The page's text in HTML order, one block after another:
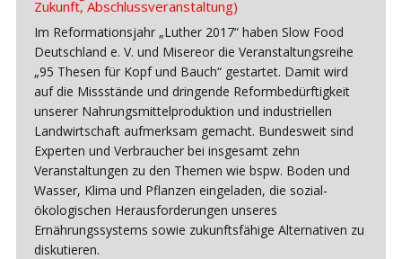
Zukunft, Abschlussveranstaltung)
Im Reformationsjahr „Luther 2017“ haben Slow Food
Deutschland e. V. und Misereor die Veranstaltungsreihe
„95 Thesen für Kopf und Bauch“ gestartet. Damit wird
auf die Missstände und dringende Reformbedürftigkeit
unserer Nahrungsmittelproduktion und industriellen
Landwirtschaft aufmerksam gemacht. Bundesweit sind
Experten und Verbraucher bei insgesamt zehn
Veranstaltungen zu den Themen wie bspw. Boden und
Wasser, Klima und Pflanzen eingeladen, die sozial-
ökologischen Herausforderungen unseres
Ernährungssystems sowie zukunftsfähige Alternativen zu
diskutieren.